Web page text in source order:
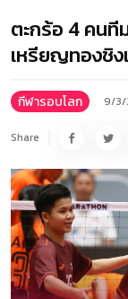
ตะกร้อ 4 คนที
เหรียญทองชิ
กีฬารอบโลก 9/3/
Share